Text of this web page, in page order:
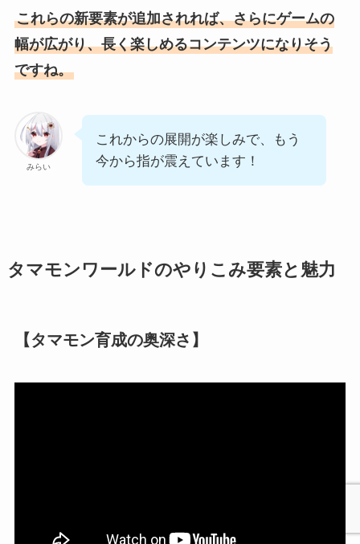
これらの新要素が追加されれば、さらにゲームの
幅が広がり、長く楽しめるコンテンツになりそう
ですね。
みらい
これからの展開が楽しみで、もう
今から指が震えています！
タマモンワールドのやりこみ要素と魅力
【タマモン育成の奥深さ】